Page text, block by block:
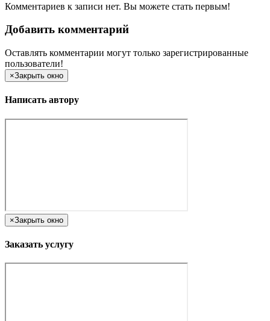
Комментариев к записи нет. Вы можете стать первым!
Добавить комментарий
Оставлять комментарии могут только зарегистрированные
пользователи!
×Закрыть окно
Написать автору
×Закрыть окно
Заказать услугу